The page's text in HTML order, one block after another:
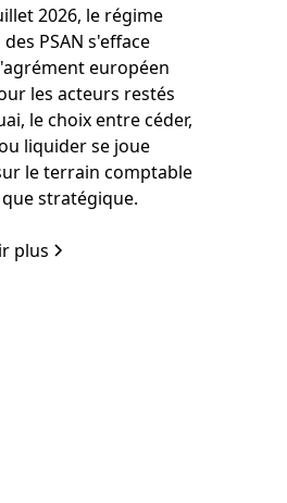
2026, le régime
PSAN s'efface
européen
les acteurs restés
le choix entre céder,
liquider se joue
le terrain comptable
stratégique.
plus